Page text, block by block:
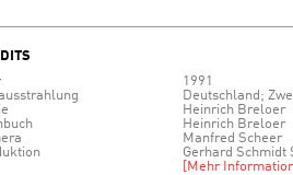
1991
Deutschland;
Heinrich Breloer
Heinrich Breloer
Manfred Scheer
Gerhard Schmidt
[Mehr